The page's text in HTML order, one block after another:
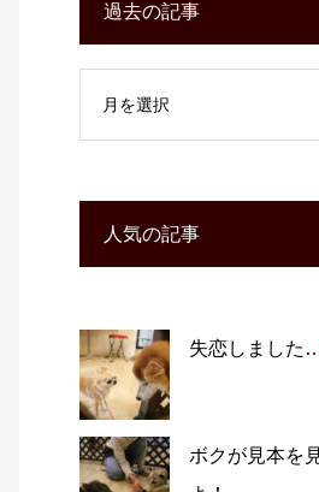
過去の記事
人気の記事
失恋しました
ボクが見本を